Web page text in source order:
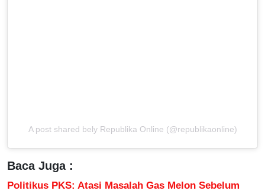
A post shared bely Republika Online (@republikaonline)
Baca Juga :
Politikus PKS: Atasi Masalah Gas Melon Sebelum